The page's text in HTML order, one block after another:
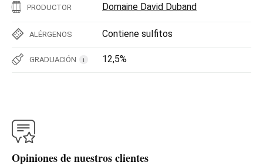
PRODUCTOR Domaine David Duband
ALÉRGENOS Contiene sulfitos
GRADUACIÓN i 12,5%
Opiniones de nuestros clientes